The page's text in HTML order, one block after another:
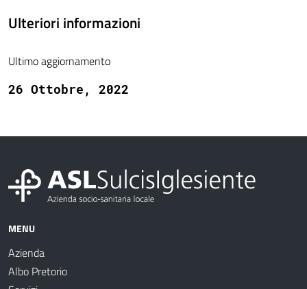
Ulteriori informazioni
Ultimo aggiornamento
26 Ottobre, 2022
MENU
Azienda
Albo Pretorio